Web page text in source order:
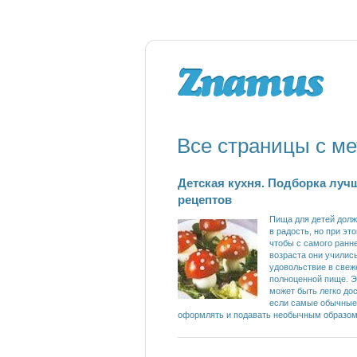
Все страницы с
Детская кухня. Подборка
рецептов
Пища для детей
в радость, но при
чтобы с самого
возраста они
удовольствие в
полноценной пище.
может быть легко
если самые
оформлять и подавать необычным